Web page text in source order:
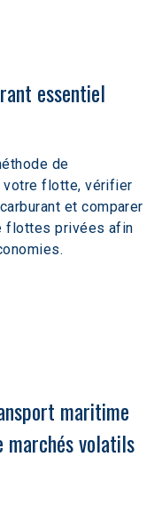
essentiel
de
votre flotte, vérifier
et comparer
flottes privées afin
maritime
marchés volatils